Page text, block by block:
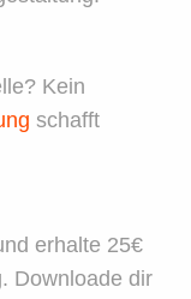
Kein
schafft
erhalte 25€
Downloade dir